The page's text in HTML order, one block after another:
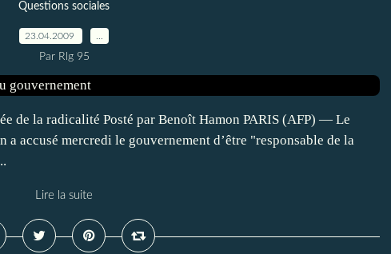
Questions sociales
23.04.2009
Par Rlg 95
de la radicalité Posté par Benoît Hamon PARIS (AFP) — Le
accusé mercredi le gouvernement d’être "responsable de la
Lire la suite